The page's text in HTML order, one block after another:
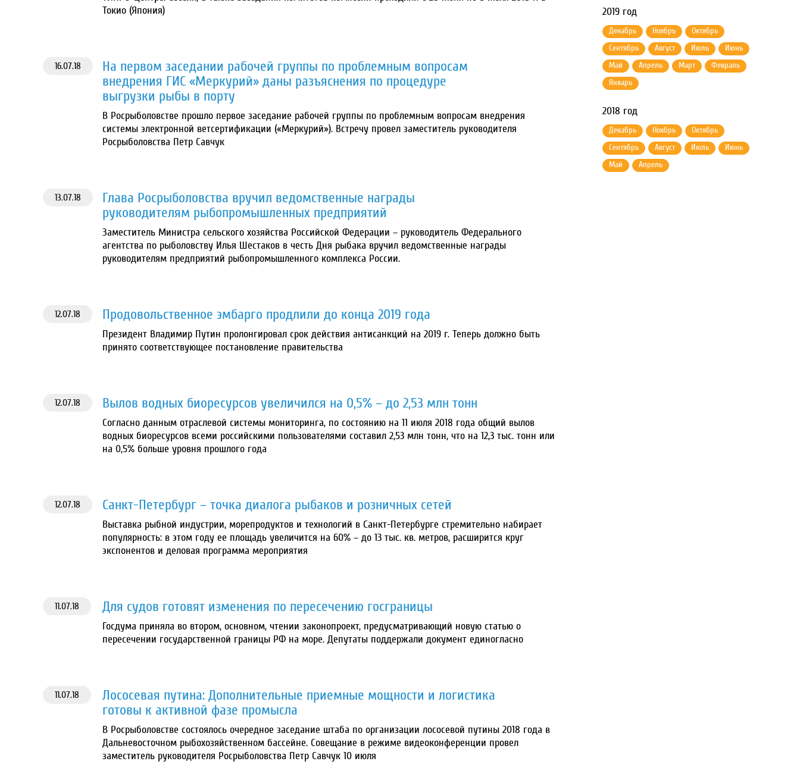
Токио (Япония)
16.07.18
На первом заседании рабочей группы по проблемным вопросам
внедрения ГИС «Меркурий» даны разъяснения по процедуре
выгрузки рыбы в порту
В Росрыболовстве прошло первое заседание рабочей группы по проблемным вопросам внедрения
системы электронной ветсертификации («Меркурий»). Встречу провел заместитель руководителя
Росрыболовства Петр Савчук
13.07.18
Глава Росрыболовства вручил ведомственные награды
руководителям рыбопромышленных предприятий
Заместитель Министра сельского хозяйства Российской Федерации – руководитель Федерального
агентства по рыболовству Илья Шестаков в честь Дня рыбака вручил ведомственные награды
руководителям предприятий рыбопромышленного комплекса России.
12.07.18 Продовольственное эмбарго продлили до конца 2019 года
Президент Владимир Путин пролонгировал срок действия антисанкций на 2019 г. Теперь должно быть
принято соответствующее постановление правительства
12.07.18 Вылов водных биоресурсов увеличился на 0,5% – до 2,53 млн тонн
Согласно данным отраслевой системы мониторинга, по состоянию на 11 июля 2018 года общий вылов
водных биоресурсов всеми российскими пользователями составил 2,53 млн тонн, что на 12,3 тыс. тонн или
на 0,5% больше уровня прошлого года
12.07.18 Санкт-Петербург – точка диалога рыбаков и розничных сетей
Выставка рыбной индустрии, морепродуктов и технологий в Санкт-Петербурге стремительно набирает
популярность: в этом году ее площадь увеличится на 60% – до 13 тыс. кв. метров, расширится круг
экспонентов и деловая программа мероприятия
11.07.18 Для судов готовят изменения по пересечению госграницы
Госдума приняла во втором, основном, чтении законопроект, предусматривающий новую статью о
пересечении государственной границы РФ на море. Депутаты поддержали документ единогласно
11.07.18
Лососевая путина: Дополнительные приемные мощности и логистика
готовы к активной фазе промысла
В Росрыболовстве состоялось очередное заседание штаба по организации лососевой путины 2018 года в
Дальневосточном рыбохозяйственном бассейне. Совещание в режиме видеоконференции провел
заместитель руководителя Росрыболовства Петр Савчук 10 июля
2019 год
Декабрь Ноябрь
Октябрь
Сентябрь
Август Июль
Июнь
Май
Апрель Март
Февраль
Январь
2018 год
Декабрь Ноябрь
Октябрь
Сентябрь
Август Июль
Июнь
Май
Апрель